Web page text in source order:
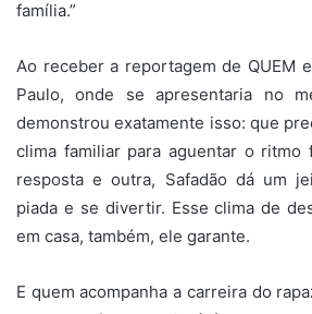
família.”
Ao receber a reportagem de QUEM
Paulo, onde se apresentaria no
demonstrou exatamente isso: que
clima familiar para aguentar o ritmo
resposta e outra, Safadão dá um
piada e se divertir. Esse clima de
em casa, também, ele garante.
E quem acompanha a carreira do